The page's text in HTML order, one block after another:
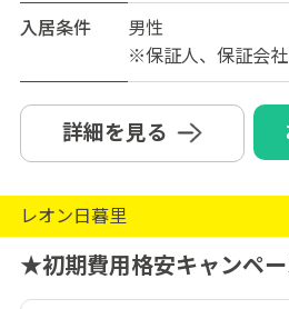
入居条件
男性
※保証人、保証会
詳細を見る
レオン日暮里
★初期費用格安キャンペ